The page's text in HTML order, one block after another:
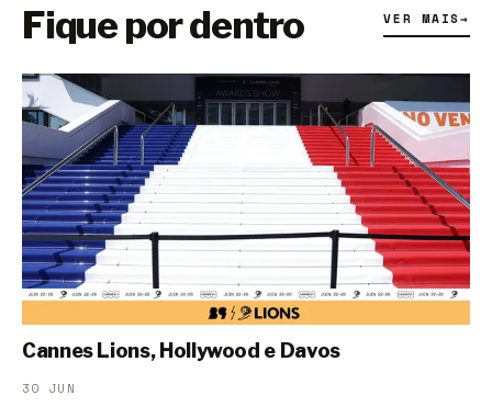
Fique por dentro VER MAIS→
Cannes Lions, Hollywood e Davos
30 JUN